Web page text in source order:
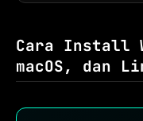
Cara Install
macOS, dan